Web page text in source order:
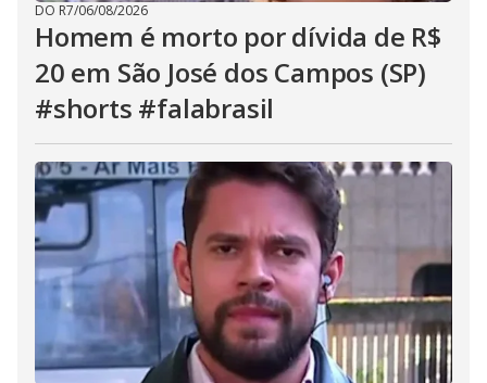
DO R7/06/08/2026
Homem é morto por dívida de R$
20 em São José dos Campos (SP)
#shorts #falabrasil